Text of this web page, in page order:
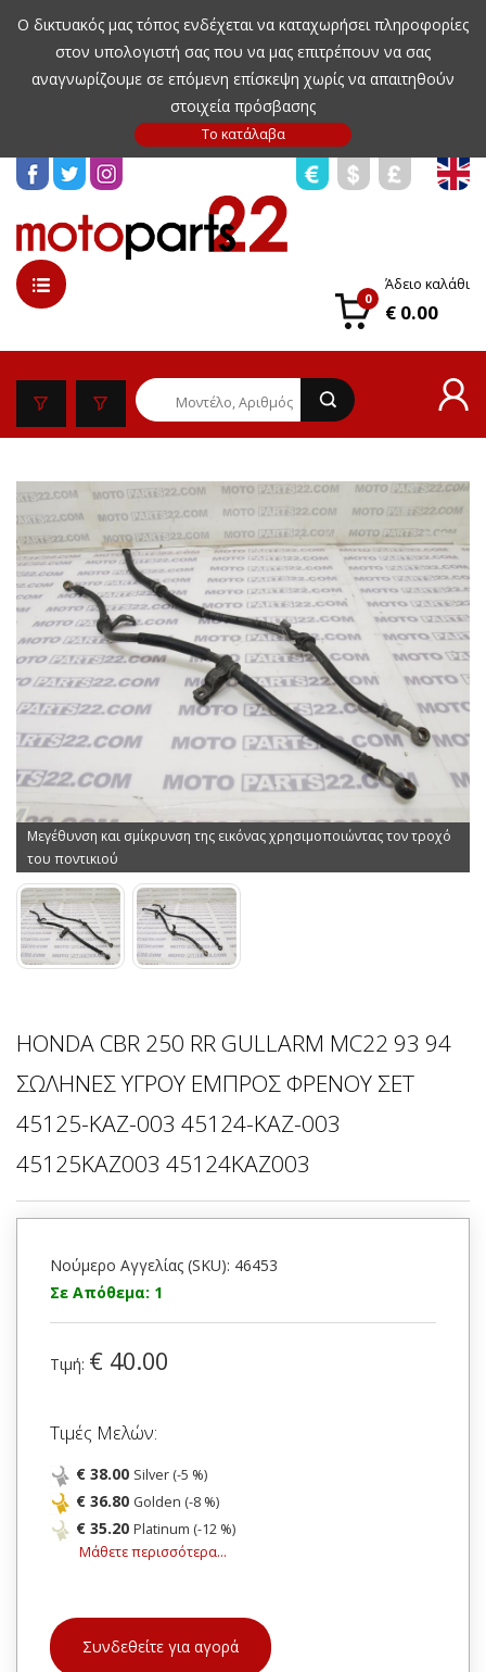
Ο δικτυακός μας τόπος ενδέχεται να καταχωρήσει πληροφορίες
στον υπολογιστή σας που να μας επιτρέπουν να σας
αναγνωρίζουμε σε επόμενη επίσκεψη χωρίς να απαιτηθούν
στοιχεία πρόσβασης
0
Άδειο καλάθι
€ 0.00
Μεγέθυνση και σμίκρυνση της εικόνας χρησιμοποιώντας τον τροχό
του ποντικιού
HONDA CBR 250 RR GULLARM MC22 93 94
ΣΩΛΗΝΕΣ ΥΓΡΟΥ ΕΜΠΡΟΣ ΦΡΕΝΟΥ ΣΕΤ
45125-KAZ-003 45124-KAZ-003
45125KAZ003 45124KAZ003
Νούμερο Αγγελίας (SKU): 46453
Σε Απόθεμα: 1
Τιμή: € 40.00
Τιμές Μελών:
€ 38.00 Silver (-5 %)
€ 36.80 Golden (-8 %)
€ 35.20 Platinum (-12 %)
Μάθετε περισσότερα...
Συνδεθείτε για αγορά